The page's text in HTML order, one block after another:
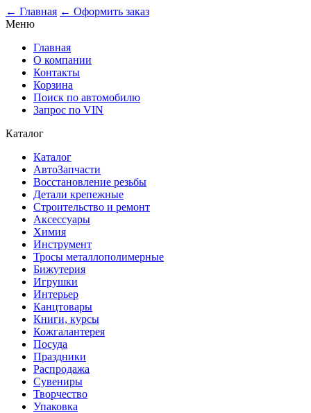
← Главная ← Оформить заказ
Меню
Главная
О компании
Контакты
Корзина
Поиск по автомобилю
Запрос по VIN
Каталог
Каталог
АвтоЗапчасти
Восстановление резьбы
Детали крепежные
Строительство и ремонт
Аксессуары
Химия
Инструмент
Тросы металлополимерные
Бижутерия
Игрушки
Интерьер
Канцтовары
Книги, курсы
Кожгалантерея
Посуда
Праздники
Распродажа
Сувениры
Творчество
Упаковка